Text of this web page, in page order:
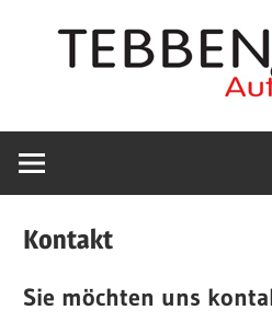
haben
Sie
die
Kontakt
Sie möchten uns